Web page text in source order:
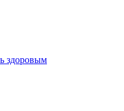
здоровым